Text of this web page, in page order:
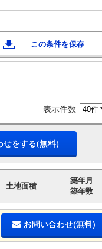
この条件を保存
表示件数
せをする(無料)
土地面積
築年月
築年数
お問い合わせ(無料)